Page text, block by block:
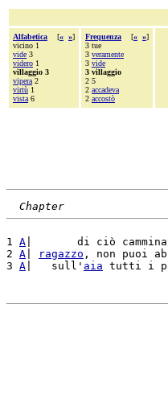
Alfabetica [« »]
vicino 1
vide 3
videro 1
villaggio 3
vipera 2
virtù 1
vista 6
Frequenza [« »]
3 tue
3 veramente
3 vide
3 villaggio
2 5
2 accadeva
2 accostò
Chapter
1 A |       di ciò
2 A ragazzo , non puoi
3 A |   sull' aia tutti i